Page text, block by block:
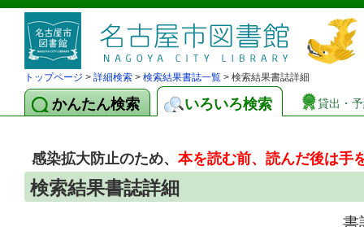
トップページ > 詳細検索 > 検索結果書誌一覧 > 検索結果書誌詳細
かんたん検索 いろいろ検索 貸出・
感染拡大防止のため、本を読む前、読んだ後は手
検索結果書誌詳細
書